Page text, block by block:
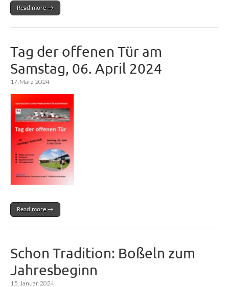
Read more →
Tag der offenen Tür am
Samstag, 06. April 2024
17. März 2024
Read more →
Schon Tradition: Boßeln zum
Jahresbeginn
15. Januar 2024